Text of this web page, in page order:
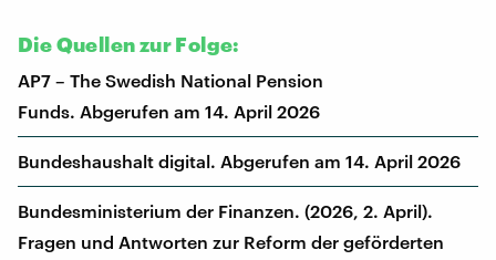
Die Quellen zur Folge:
AP7 – The Swedish National Pension
Funds. Abgerufen am 14. April 2026
Bundeshaushalt digital. Abgerufen am 14. April 2026
Bundesministerium der Finanzen. (2026, 2. April).
Fragen und Antworten zur Reform der geförderten